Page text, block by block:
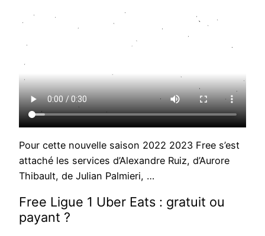
Pour cette nouvelle saison 2022 2023 Free s’est
attaché les services d’Alexandre Ruiz, d’Aurore
Thibault, de Julian Palmieri, …
Free Ligue 1 Uber Eats : gratuit ou
payant ?